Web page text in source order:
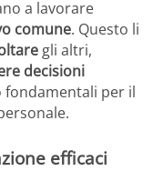
a lavorare
comune. Questo li
gli altri,
decisioni
fondamentali per il
efficaci